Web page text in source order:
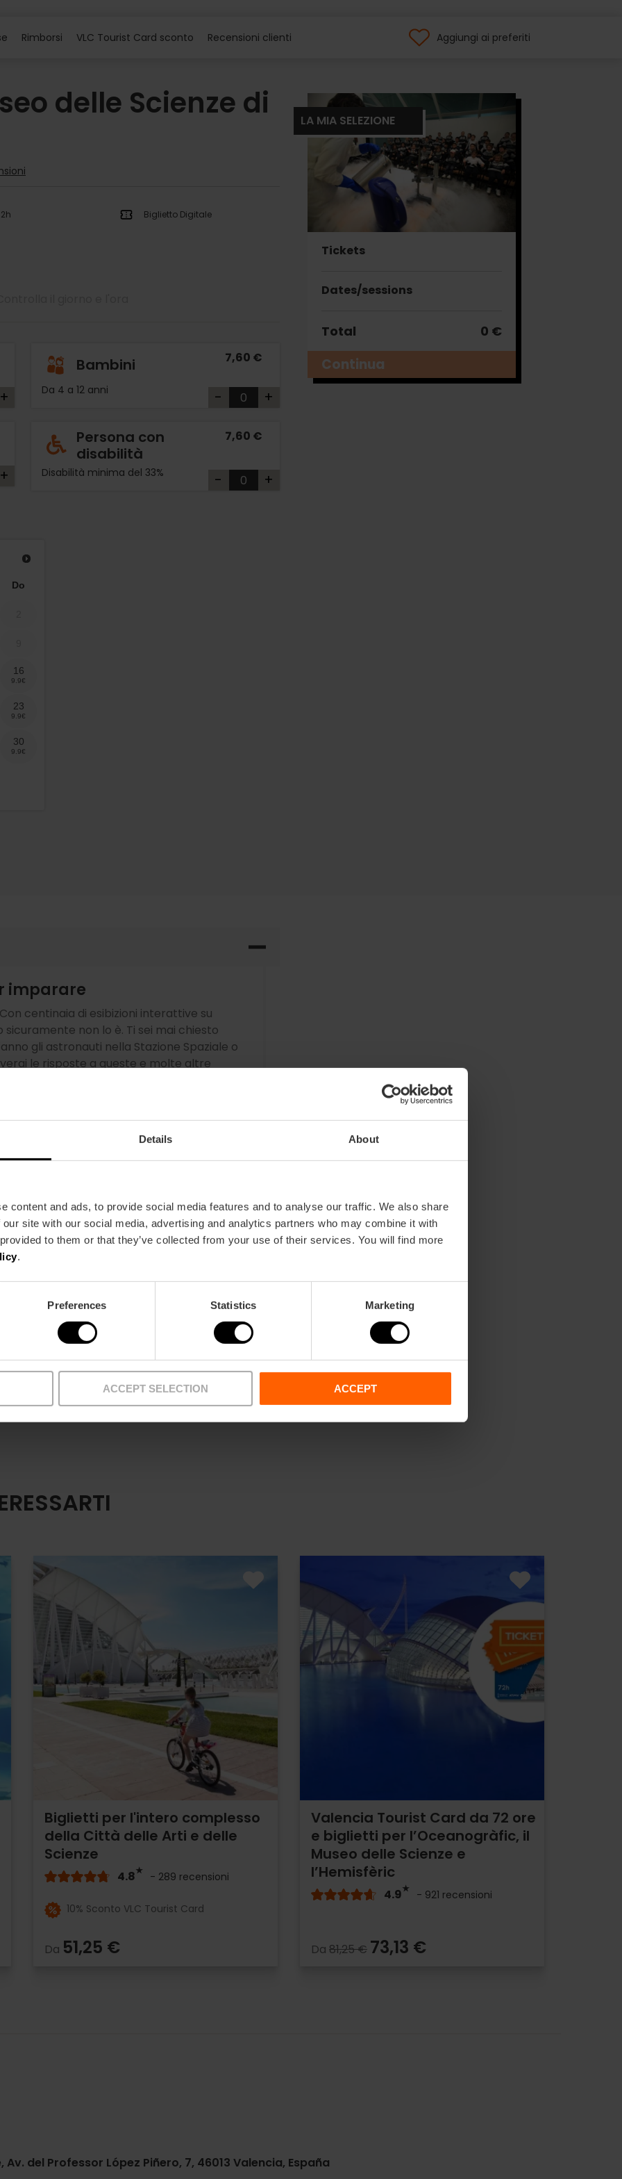
Details About
content and ads, to provide social media features and to analyse our traffic. We also share
site with our social media, advertising and analytics partners who may combine it with
to them or that they’ve collected from your use of their services. You will find more
.
Preferences Statistics Marketing
ACCEPT SELECTION ACCEPT
Rimborsi VLC Tourist Card sconto Recensioni clienti Aggiungi ai preferiti
delle Scienze di
Biglietto Digitale
+
Bambini
Da 4 a 12 anni
7,60 €
- +
+
Persona con
disabilità
Disabilità minima del 33%
7,60 €
- +
Do
16
23
30
LA MIA SELEZIONE
Tickets
Dates/sessions
Total 0 €
Continua
imparare
centinaia di esibizioni interattive su
non lo è. Ti sei mai chiesto
gli astronauti nella Stazione Spaziale o
le risposte a queste e molte altre
E se le mostre non ti bastano e hai voglia
scientifici pagando un biglietto a
la tua curiosità.
Biglietti per l'intero complesso
della Città delle Arti e delle
Scienze
4.8 - 289 recensioni
10% Sconto VLC Tourist Card
Da 51,25 €
Valencia Tourist Card da 72 ore
e biglietti per l’Oceanogràfic, il
Museo delle Scienze e
l’Hemisfèric
4.9 - 921 recensioni
Da 81,25 € 73,13 €
del Professor López Piñero, 7, 46013 Valencia, España